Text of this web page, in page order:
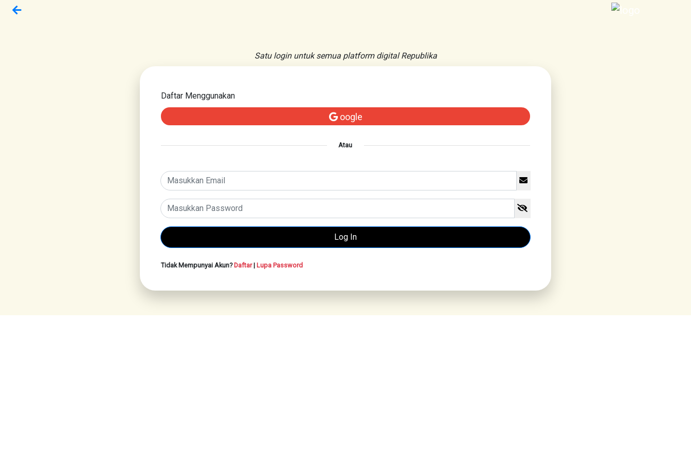
Satu login untuk semua platform digital Republika
Daftar Menggunakan
oogle
Atau
Tidak Mempunyai Akun?Daftar| Lupa Password